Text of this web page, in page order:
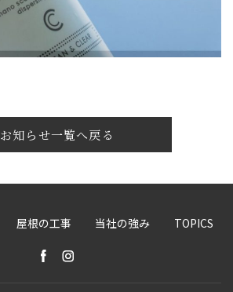
お知らせ一覧へ戻る
屋根の工事 当社の強み TOPICS